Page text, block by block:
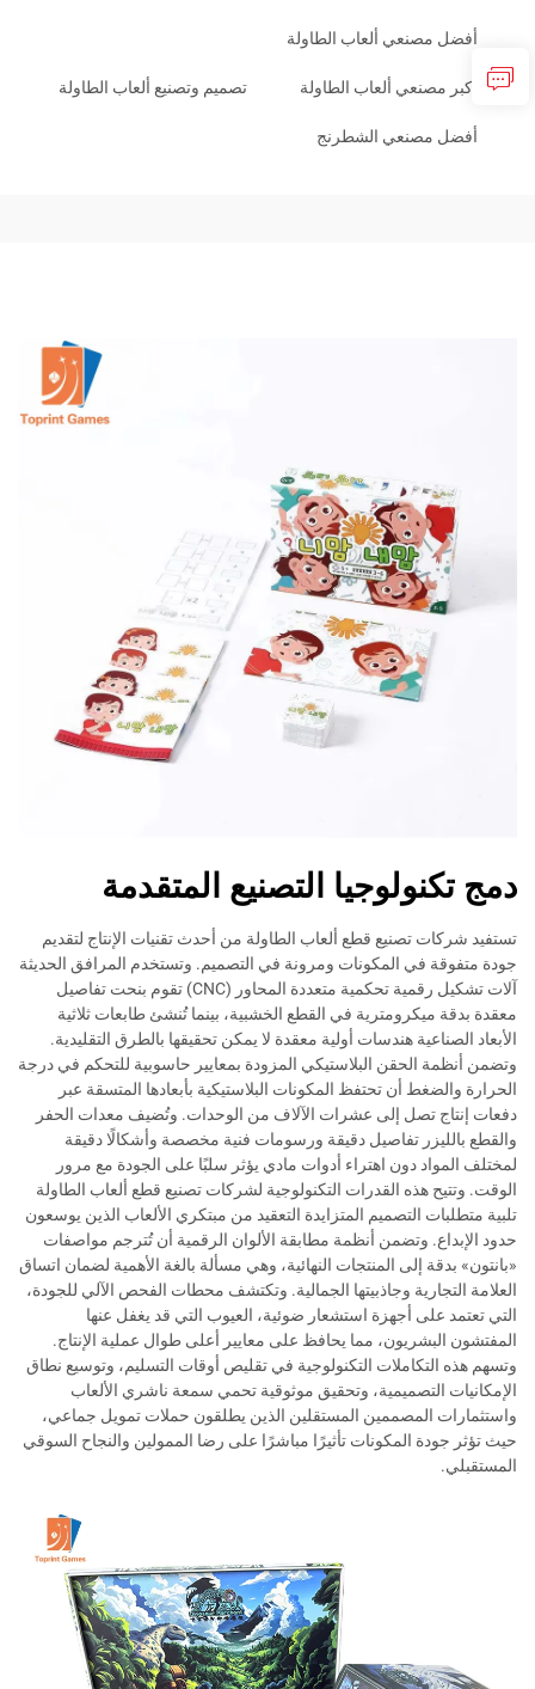
أفضل مصنعي ألعاب الطاولة
أكبر مصنعي ألعاب الطاولة تصميم وتصنيع ألعاب الطاولة
أفضل مصنعي الشطرنج
دمج تكنولوجيا التصنيع المتقدمة
تستفيد شركات تصنيع قطع ألعاب الطاولة من أحدث تقنيات الإنتاج لتقديم
جودة متفوقة في المكونات ومرونة في التصميم. وتستخدم المرافق الحديثة
آلات تشكيل رقمية تحكمية متعددة المحاور (CNC) تقوم بنحت تفاصيل
معقدة بدقة ميكرومترية في القطع الخشبية، بينما تُنشئ طابعات ثلاثية
الأبعاد الصناعية هندسات أولية معقدة لا يمكن تحقيقها بالطرق التقليدية.
وتضمن أنظمة الحقن البلاستيكي المزودة بمعايير حاسوبية للتحكم في درجة
الحرارة والضغط أن تحتفظ المكونات البلاستيكية بأبعادها المتسقة عبر
دفعات إنتاج تصل إلى عشرات الآلاف من الوحدات. وتُضيف معدات الحفر
والقطع بالليزر تفاصيل دقيقة ورسومات فنية مخصصة وأشكالًا دقيقة
لمختلف المواد دون اهتراء أدوات مادي يؤثر سلبًا على الجودة مع مرور
الوقت. وتتيح هذه القدرات التكنولوجية لشركات تصنيع قطع ألعاب الطاولة
تلبية متطلبات التصميم المتزايدة التعقيد من مبتكري الألعاب الذين يوسعون
حدود الإبداع. وتضمن أنظمة مطابقة الألوان الرقمية أن تُترجم مواصفات
«بانتون» بدقة إلى المنتجات النهائية، وهي مسألة بالغة الأهمية لضمان اتساق
العلامة التجارية وجاذبيتها الجمالية. وتكتشف محطات الفحص الآلي للجودة،
التي تعتمد على أجهزة استشعار ضوئية، العيوب التي قد يغفل عنها
المفتشون البشريون، مما يحافظ على معايير أعلى طوال عملية الإنتاج.
وتسهم هذه التكاملات التكنولوجية في تقليص أوقات التسليم، وتوسيع نطاق
الإمكانيات التصميمية، وتحقيق موثوقية تحمي سمعة ناشري الألعاب
واستثمارات المصممين المستقلين الذين يطلقون حملات تمويل جماعي،
حيث تؤثر جودة المكونات تأثيرًا مباشرًا على رضا الممولين والنجاح السوقي
المستقبلي.